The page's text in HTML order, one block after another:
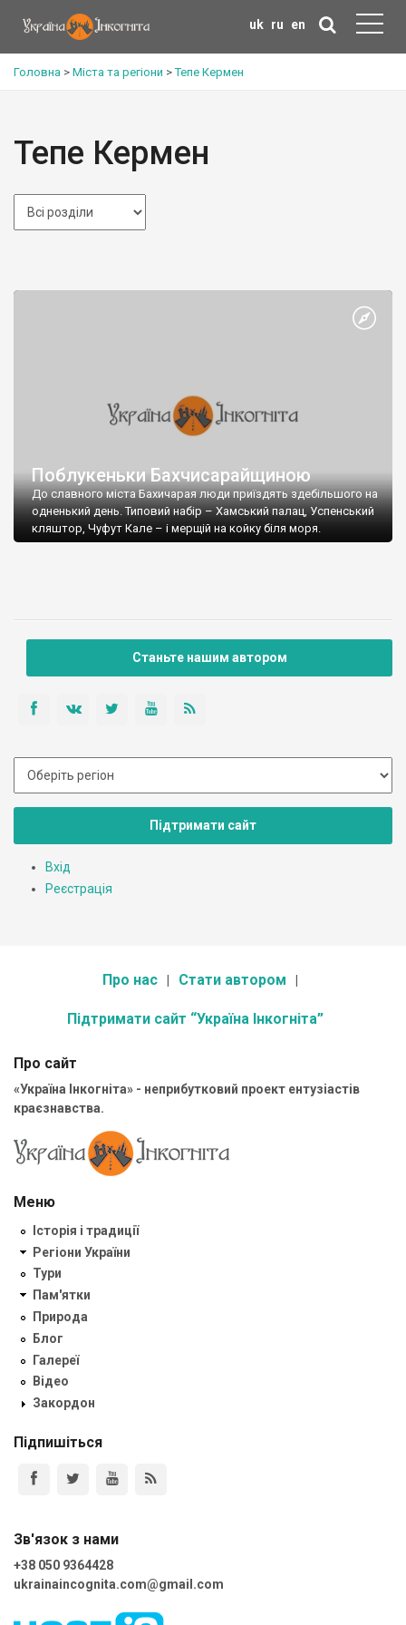
uk ru en
Головна > Міста та регіони >Тепе Кермен
Тепе Кермен
Поблукеньки Бахчисарайщиною
До славного міста Бахичарая люди приїздять здебільшого на
одненький день. Типовий набір – Хамський палац, Успенський
кляштор, Чуфут Кале – і мерщій на койку біля моря.
зі стоянками, з маршрутами. І мірило нічогеньке - 1:50 000.
рукою ще й ось такий путівничок для бльондинок:
Станьте нашим автором
Підтримати сайт
Вхід
Реєстрація
Про нас Стати автором
Підтримати сайт “Україна Інкогніта”
Про сайт
«Україна Інкогніта» - неприбутковий проект ентузіастів
краєзнавства.
Меню
Історія і традиції
Регіони України
Тури
Пам'ятки
Природа
Блог
Галереї
Відео
Закордон
Підпишіться
Зв'язок з нами
+38 050 9364428
ukrainaincognita.com@gmail.com